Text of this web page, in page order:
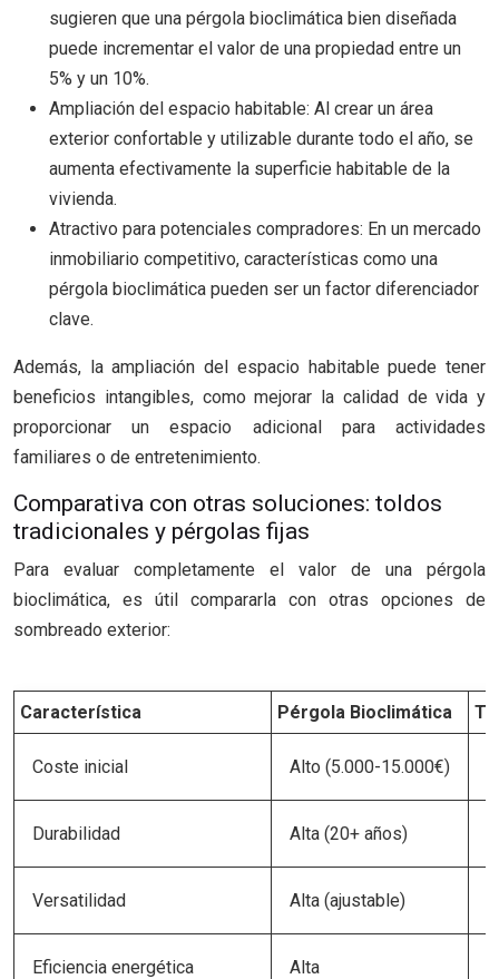
sugieren que una pérgola bioclimática bien diseñada
puede incrementar el valor de una propiedad entre un
5% y un 10%.
Ampliación del espacio habitable: Al crear un área
exterior confortable y utilizable durante todo el año, se
aumenta efectivamente la superficie habitable de la
vivienda.
Atractivo para potenciales compradores: En un mercado
inmobiliario competitivo, características como una
pérgola bioclimática pueden ser un factor diferenciador
clave.
Además, la ampliación del espacio habitable puede tener
beneficios intangibles, como mejorar la calidad de vida y
proporcionar un espacio adicional para actividades
familiares o de entretenimiento.
Comparativa con otras soluciones: toldos
tradicionales y pérgolas fijas
Para evaluar completamente el valor de una pérgola
bioclimática, es útil compararla con otras opciones de
sombreado exterior:
Característica Pérgola Bioclimática
Coste inicial Alto (5.000-15.000€)
Durabilidad Alta (20+ años)
Versatilidad Alta (ajustable)
Eficiencia energética Alta